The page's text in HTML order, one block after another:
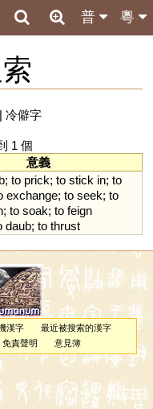
粵
普
冷僻字
1 個
意義
; to prick; to stick in; to
exchange; to seek; to
; to soak; to feign
daub; to thrust
漢字
最近被搜索的漢字
免責聲明 意見簿